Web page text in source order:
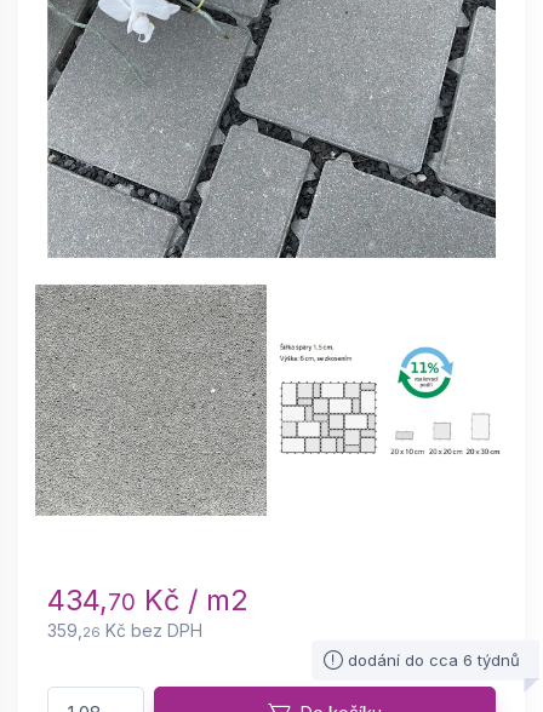
434,70 Kč / m2
359, 26 Kč bez DPH
dodání do cca 6 týdnů